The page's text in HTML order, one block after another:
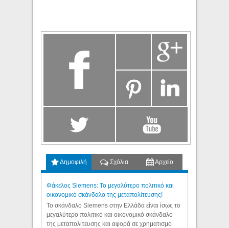
Δημοφιλή Σχόλια Αρχείο
Φάκελος Siemens: Το μεγαλύτερο πολιτικό και
οικονομικό σκάνδαλο της μεταπολίτευσης!
Το σκάνδαλο Siemens στην Ελλάδα είναι ίσως το
μεγαλύτερο πολιτικό και οικονομικό σκάνδαλο
της μεταπολίτευσης και αφορά σε χρηματισμό